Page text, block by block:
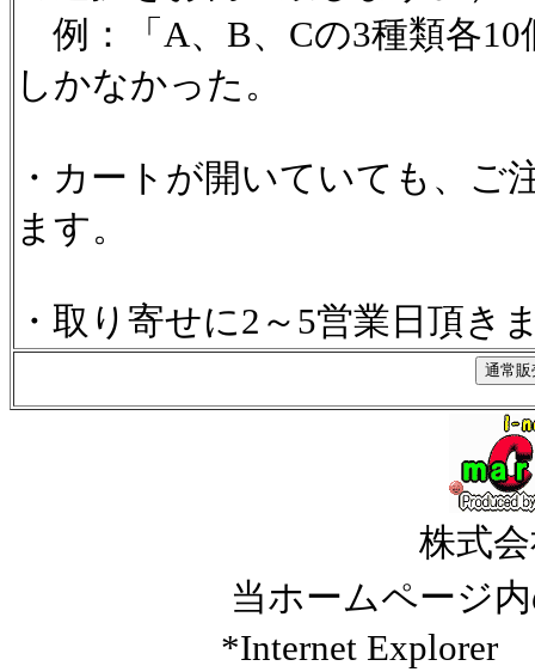
例：「A、B、Cの3種類各10
しかなかった。
・カートが開いていても、ご
ます。
・取り寄せに2～5営業日頂き
株式
当ホームページ
*Internet Explorer